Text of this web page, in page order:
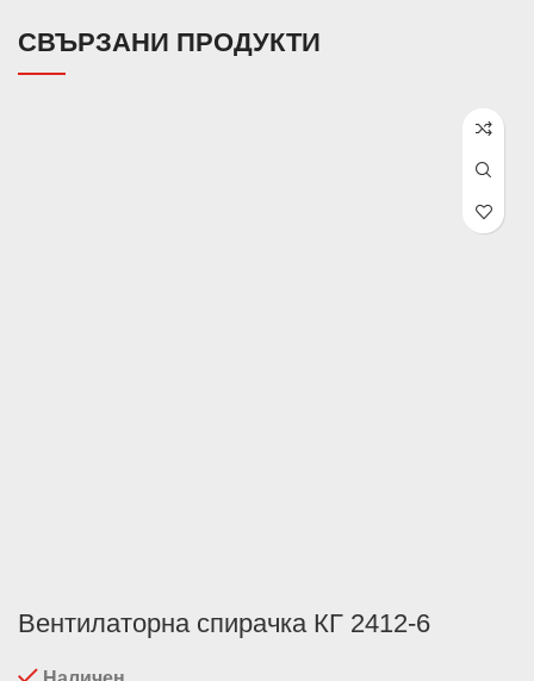
СВЪРЗАНИ ПРОДУКТИ
Вентилаторна спирачка КГ 2412-6